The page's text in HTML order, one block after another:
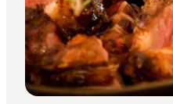
Planlæg ferien